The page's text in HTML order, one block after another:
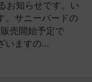
お知らせです。い
。サニーバードの
売開始予定で
いますの...